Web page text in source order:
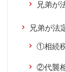
兄弟が
兄弟が法
①相続
②代襲